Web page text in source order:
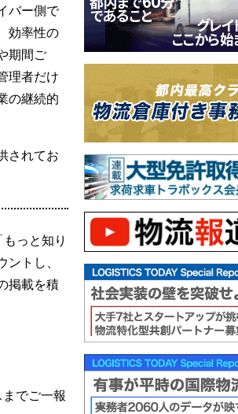
バー側で
効率性の
期間ご
理者だけ
の継続的
されてお
っと知り
トし、
掲載を積
でご一報